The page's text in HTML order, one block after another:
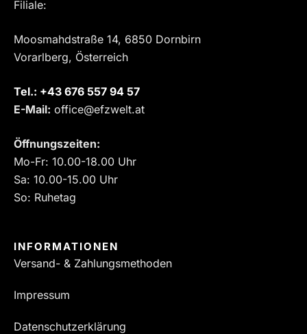
Filiale:
Moosmahdstraße 14, 6850 Dornbirn
Vorarlberg, Österreich
Tel.: ‎+43 676 557 94 57
E-Mail: office@efzwelt.at
Öffnungszeiten:
Mo-Fr: 10.00-18.00 Uhr
Sa: 10.00-15.00 Uhr
So: Ruhetag
INFORMATIONEN
Versand- & Zahlungsmethoden
Impressum
Datenschutzerklärung